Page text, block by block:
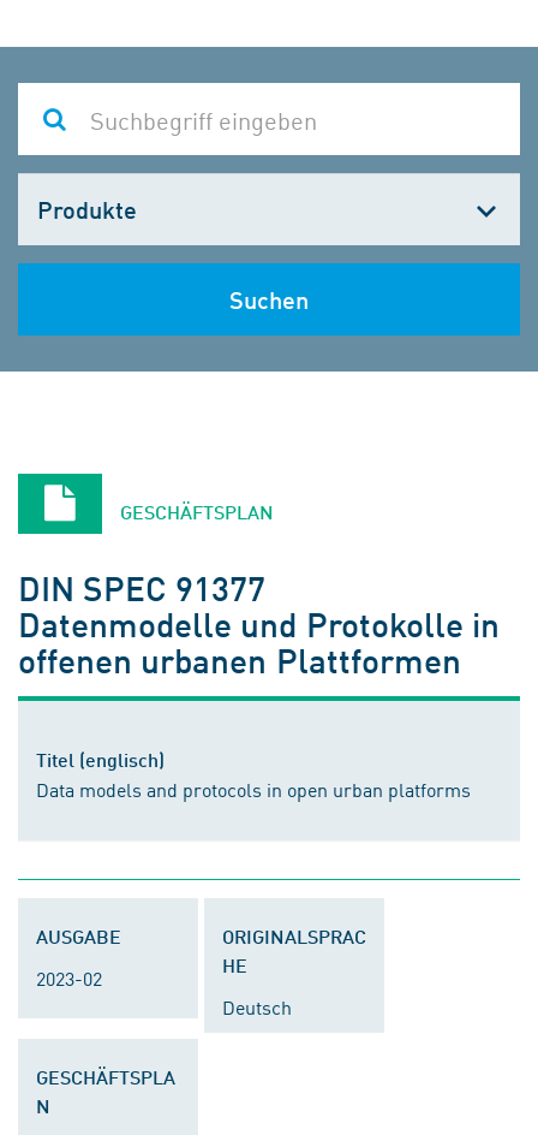
wählen
Suchen
GESCHÄFTSPLAN
DIN SPEC 91377
Datenmodelle und Protokolle in
offenen urbanen Plattformen
Titel (englisch)
Data models and protocols in open urban platforms
AUSGABE
2023-02
ORIGINALSPRAC
HE
Deutsch
GESCHÄFTSPLA
N